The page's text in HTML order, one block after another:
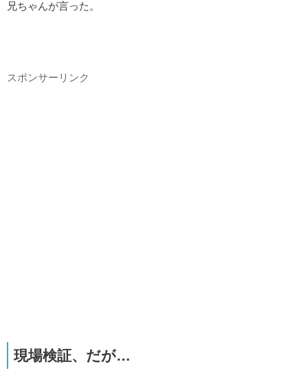
兄ちゃんが言った。
スポンサーリンク
現場検証、だが…